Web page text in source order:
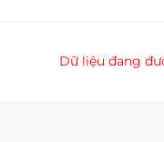
Dữ liệu đang